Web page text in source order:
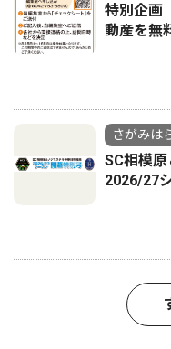
特別企
動産を無
さがみは
SC相模
2026/27